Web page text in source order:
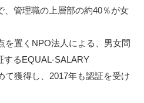
、管理職の上層部の約40％が女
を置くNPO法人による、男女間
するEQUAL-SALARY
て獲得し、2017年も認証を受け